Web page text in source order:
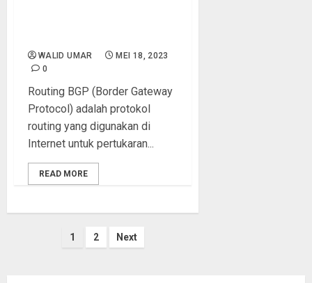
WALID UMAR
MEI 18, 2023
0
Routing BGP (Border Gateway
Protocol) adalah protokol
routing yang digunakan di
Internet untuk pertukaran...
READ MORE
Paginasi
1 2 Next